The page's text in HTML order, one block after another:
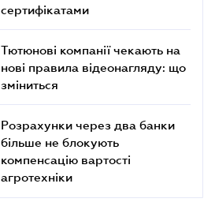
сертифікатами
Тютюнові компанії чекають на
нові правила відеонагляду: що
зміниться
Розрахунки через два банки
більше не блокують
компенсацію вартості
агротехніки